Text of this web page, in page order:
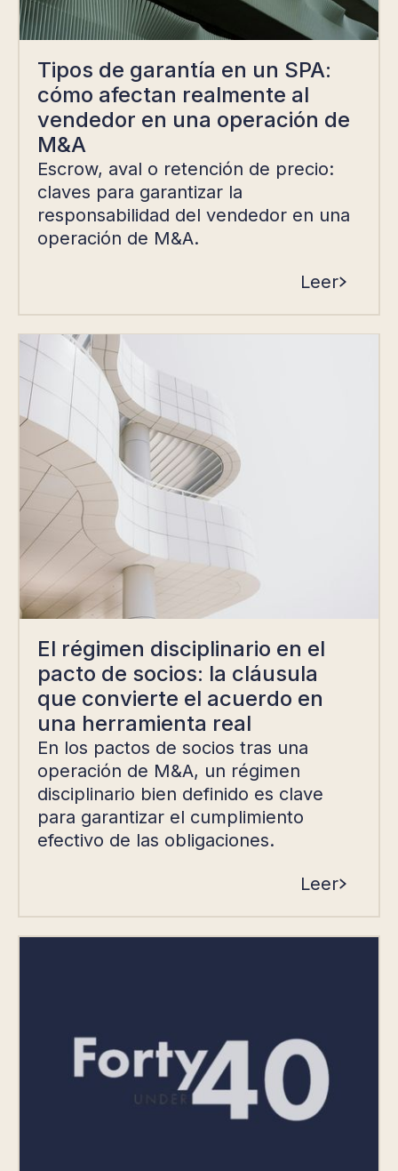
Tipos de garantía en un SPA:
cómo afectan realmente al
vendedor en una operación de
M&A
Escrow, aval o retención de precio:
claves para garantizar la
responsabilidad del vendedor en una
operación de M&A.
Leer
El régimen disciplinario en el
pacto de socios: la cláusula
que convierte el acuerdo en
una herramienta real
En los pactos de socios tras una
operación de M&A, un régimen
disciplinario bien definido es clave
para garantizar el cumplimiento
efectivo de las obligaciones.
Leer